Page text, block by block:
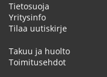
Tietosuoja
Yritysinfo
Tilaa uutiskirje
Takuu ja huolto
Toimitusehdot